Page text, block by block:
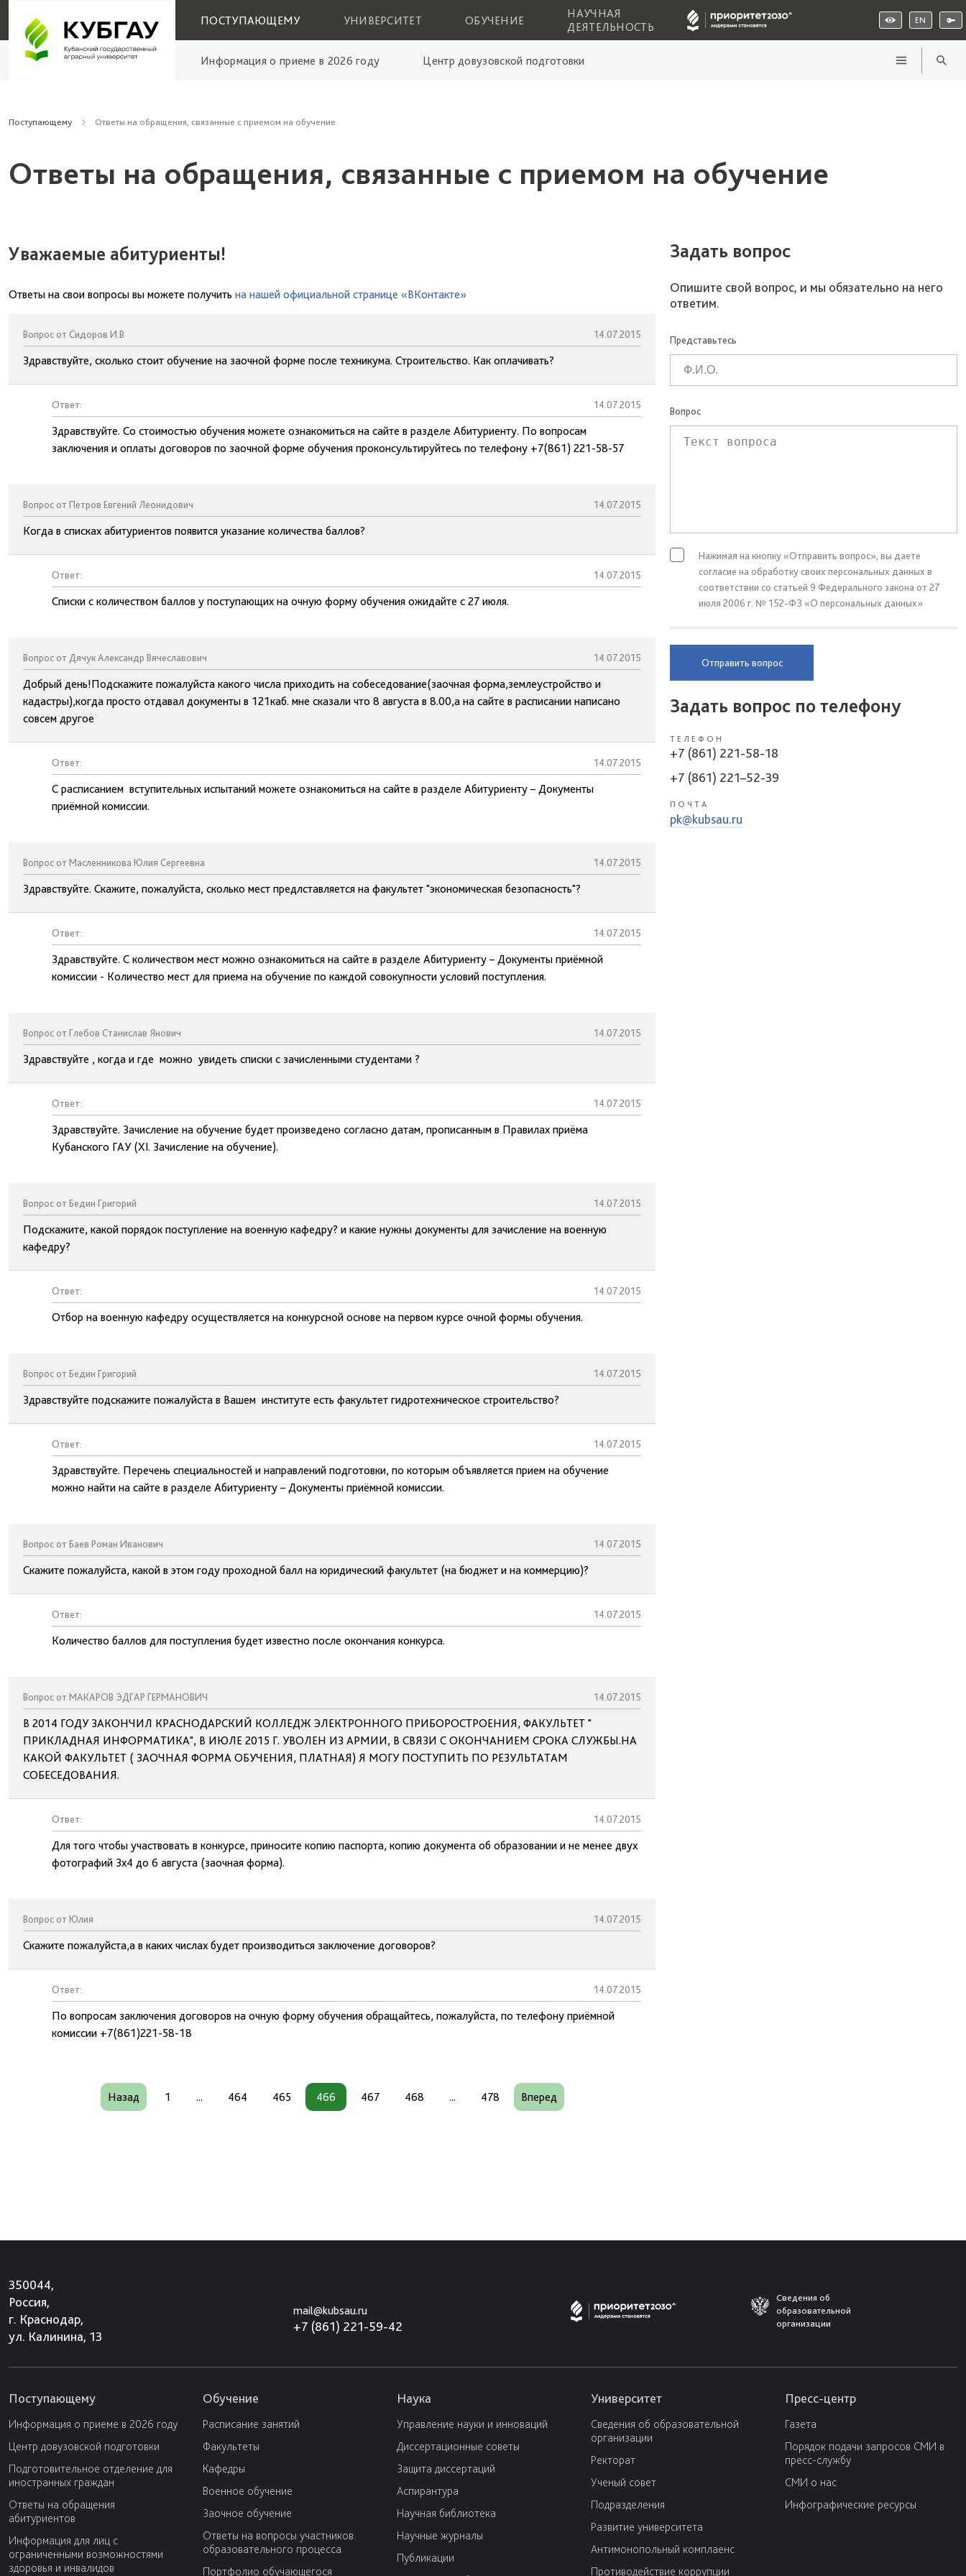
ПОСТУПАЮЩЕМУ УНИВЕРСИТЕТ ОБУЧЕНИЕ
НАУЧНАЯ
ДЕЯТЕЛЬНОСТЬ
EN
Информация о приеме в 2026 году Центр довузовской подготовки
Поступающему Ответы на обращения, связанные с приемом на обучение
Ответы на обращения, связанные с приемом на обучение
Уважаемые абитуриенты!
Ответы на свои вопросы вы можете получить на нашей официальной странице «ВКонтакте»
Вопрос от Сидоров И.В 14.07.2015
Здравствуйте, сколько стоит обучение на заочной форме после техникума. Строительство. Как оплачивать?
Ответ: 14.07.2015
Здравствуйте. Со стоимостью обучения можете ознакомиться на сайте в разделе Абитуриенту. По вопросам
заключения и оплаты договоров по заочной форме обучения проконсультируйтесь по телефону +7(861) 221-58-57
Вопрос от Петров Евгений Леонидович 14.07.2015
Когда в списках абитуриентов появится указание количества баллов?
Ответ: 14.07.2015
Списки с количеством баллов у поступающих на очную форму обучения ожидайте с 27 июля.
Вопрос от Дячук Александр Вячеславович 14.07.2015
Добрый день!Подскажите пожалуйста какого числа приходить на собеседование(заочная форма,землеустройство и
кадастры),когда просто отдавал документы в 121каб. мне сказали что 8 августа в 8.00,а на сайте в расписании написано
совсем другое
Ответ: 14.07.2015
С расписанием вступительных испытаний можете ознакомиться на сайте в разделе Абитуриенту – Документы
приёмной комиссии.
Вопрос от Масленникова Юлия Сергеевна 14.07.2015
Здравствуйте. Скажите, пожалуйста, сколько мест предлставляется на факультет "экономическая безопасность"?
Ответ: 14.07.2015
Здравствуйте. С количеством мест можно ознакомиться на сайте в разделе Абитуриенту – Документы приёмной
комиссии - Количество мест для приема на обучение по каждой совокупности условий поступления.
Вопрос от Глебов Станислав Янович 14.07.2015
Здравствуйте , когда и где можно увидеть списки с зачисленными студентами ?
Ответ: 14.07.2015
Здравствуйте. Зачисление на обучение будет произведено согласно датам, прописанным в Правилах приёма
Кубанского ГАУ (XI. Зачисление на обучение).
Вопрос от Бедин Григорий 14.07.2015
Подскажите, какой порядок поступление на военную кафедру? и какие нужны документы для зачисление на военную
кафедру?
Ответ: 14.07.2015
Отбор на военную кафедру осуществляется на конкурсной основе на первом курсе очной формы обучения.
Вопрос от Бедин Григорий 14.07.2015
Здравствуйте подскажите пожалуйста в Вашем институте есть факультет гидротехническое строительство?
Ответ: 14.07.2015
Здравствуйте. Перечень специальностей и направлений подготовки, по которым объявляется прием на обучение
можно найти на сайте в разделе Абитуриенту – Документы приёмной комиссии.
Вопрос от Баев Роман Иванович 14.07.2015
Скажите пожалуйста, какой в этом году проходной балл на юридический факультет (на бюджет и на коммерцию)?
Ответ: 14.07.2015
Количество баллов для поступления будет известно после окончания конкурса.
Вопрос от МАКАРОВ ЭДГАР ГЕРМАНОВИЧ 14.07.2015
В 2014 ГОДУ ЗАКОНЧИЛ КРАСНОДАРСКИЙ КОЛЛЕДЖ ЭЛЕКТРОННОГО ПРИБОРОСТРОЕНИЯ, ФАКУЛЬТЕТ "
ПРИКЛАДНАЯ ИНФОРМАТИКА", В ИЮЛЕ 2015 Г. УВОЛЕН ИЗ АРМИИ, В СВЯЗИ С ОКОНЧАНИЕМ СРОКА СЛУЖБЫ.НА
КАКОЙ ФАКУЛЬТЕТ ( ЗАОЧНАЯ ФОРМА ОБУЧЕНИЯ, ПЛАТНАЯ) Я МОГУ ПОСТУПИТЬ ПО РЕЗУЛЬТАТАМ
СОБЕСЕДОВАНИЯ.
Ответ: 14.07.2015
Для того чтобы участвовать в конкурсе, приносите копию паспорта, копию документа об образовании и не менее двух
фотографий 3х4 до 6 августа (заочная форма).
Вопрос от Юлия 14.07.2015
Скажите пожалуйста,а в каких числах будет производиться заключение договоров?
Ответ: 14.07.2015
По вопросам заключения договоров на очную форму обучения обращайтесь, пожалуйста, по телефону приёмной
комиссии +7(861)221-58-18
Назад 1 ... 464 465 466 467 468 ... 478 Вперед
Задать вопрос
Опишите свой вопрос, и мы обязательно на него
ответим.
Представьтесь
Вопрос
Нажимая на кнопку «Отправить вопрос», вы даете
согласие на обработку своих персональных данных в
соответствии со статьей 9 Федерального закона от 27
июля 2006 г. № 152-ФЗ «О персональных данных»
Отправить вопрос
Задать вопрос по телефону
ТЕЛЕФОН
+7 (861) 221-58-18
+7 (861) 221–52-39
ПОЧТА
pk@kubsau.ru
350044,
Россия,
г. Краснодар,
ул. Калинина, 13
mail@kubsau.ru
+7 (861) 221-59-42
Сведения об
образовательной
организации
Поступающему
Информация о приеме в 2026 году
Центр довузовской подготовки
Подготовительное отделение для
иностранных граждан
Ответы на обращения
абитуриентов
Информация для лиц с
ограниченными возможностями
здоровья и инвалидов
Обучение
Расписание занятий
Факультеты
Кафедры
Военное обучение
Заочное обучение
Ответы на вопросы участников
образовательного процесса
Портфолио обучающегося
Наука
Управление науки и инноваций
Диссертационные советы
Защита диссертаций
Аспирантура
Научная библиотека
Научные журналы
Публикации
Университет
Сведения об образовательной
организации
Ректорат
Ученый совет
Подразделения
Развитие университета
Антимонопольный комплаенс
Противодействие коррупции
Пресс-центр
Газета
Порядок подачи запросов СМИ в
пресс-службу
СМИ о нас
Инфографические ресурсы